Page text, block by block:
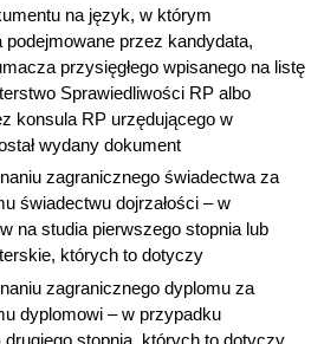
na język, w którym
podejmowane przez kandydata,
przysięgłego wpisanego na listę
Sprawiedliwości RP albo
konsula RP urzędującego w
wydany dokument
zagranicznego świadectwa za
świadectwu dojrzałości – w
na studia pierwszego stopnia lub
których to dotyczy
zagranicznego dyplomu za
dyplomowi – w przypadku
drugiego stopnia, których to dotyczy